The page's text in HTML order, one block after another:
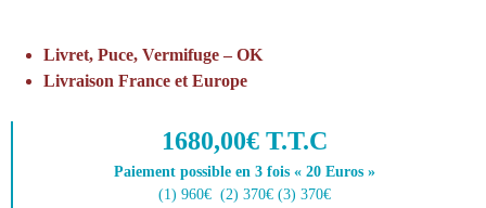
Livret, Puce, Vermifuge – OK
Livraison France et Europe
1680,00€ T.T.C
Paiement possible en 3 fois « 20 Euros »
(1) 960€ (2) 370€ (3) 370€